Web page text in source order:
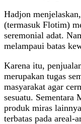
Hadjon
(termasuk Flotim)
seremonial adat.
melampaui batas
Karena itu,
merupakan tugas
masyarakat agar
sesuatu. Sementara
produk miras
terbatas pada areal-